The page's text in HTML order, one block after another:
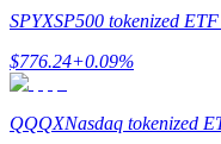
SPYXSP500 tokenized
$776.24+0.09%
QQQXNasdaq tokenized